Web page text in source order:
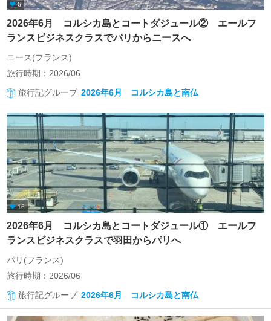
6
2026年6月 コルシカ島とコートダジュール② エールフ
ランスビジネスクラスでパリからニースへ
ニース(フランス)
旅行時期：2026/06
旅行記グループ 2026年6月 コルシカ島と南仏
16
2026年6月 コルシカ島とコートダジュール① エールフ
ランスビジネスクラスで羽田からパリへ
パリ(フランス)
旅行時期：2026/06
旅行記グループ 2026年6月 コルシカ島と南仏